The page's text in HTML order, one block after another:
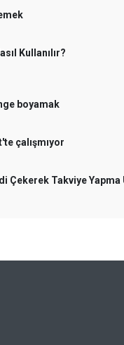
Kullanılır?
boyamak
çalışmıyor
Çekerek Takviye Yapma